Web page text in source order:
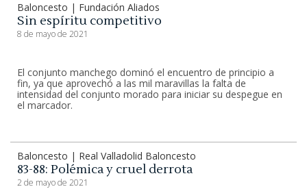
Baloncesto | Fundación Aliados
Sin espíritu competitivo
8 de mayo de 2021
El conjunto manchego dominó el encuentro de principio a
fin, ya que aprovechó a las mil maravillas la falta de
intensidad del conjunto morado para iniciar su despegue en
el marcador.
Baloncesto | Real Valladolid Baloncesto
83-88: Polémica y cruel derrota
2 de mayo de 2021